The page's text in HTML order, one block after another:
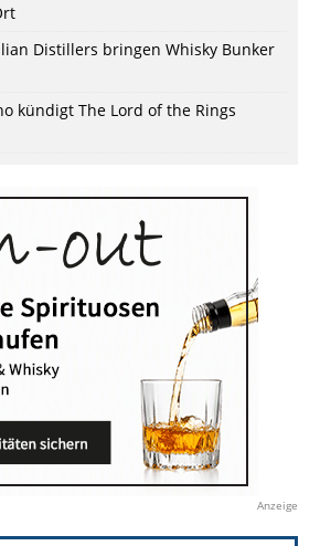
Distillers bringen Whisky Bunker
kündigt The Lord of the Rings
Anzeige